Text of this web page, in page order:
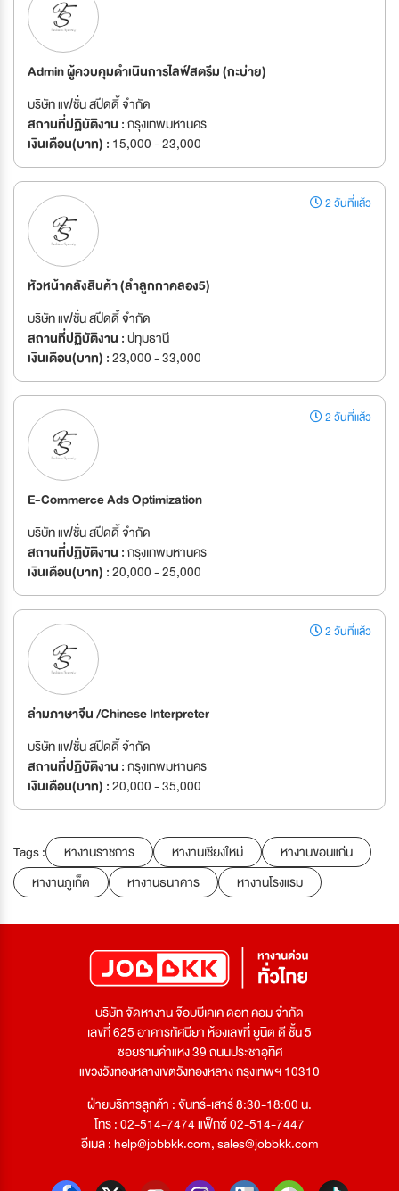
Admin ผู้ควบคุมดำเนินการไลฟ์สตรีม (กะบ่าย)
บริษัท แฟชั่น สปีดดี้ จำกัด
สถานที่ปฏิบัติงาน :กรุงเทพมหานคร
เงินเดือน(บาท) : 15,000 - 23,000
2 วันที่แล้ว
หัวหน้าคลังสินค้า (ลำลูกกาคลอง5)
บริษัท แฟชั่น สปีดดี้ จำกัด
สถานที่ปฏิบัติงาน :ปทุมธานี
เงินเดือน(บาท) :23,000 - 33,000
2 วันที่แล้ว
E-Commerce Ads Optimization
บริษัท แฟชั่น สปีดดี้ จำกัด
สถานที่ปฏิบัติงาน :กรุงเทพมหานคร
เงินเดือน(บาท) :20,000 - 25,000
2 วันที่แล้ว
ล่ามภาษาจีน /Chinese Interpreter
บริษัท แฟชั่น สปีดดี้ จำกัด
สถานที่ปฏิบัติงาน :กรุงเทพมหานคร
เงินเดือน(บาท) :20,000 - 35,000
Tags : หางานราชการ หางานเชียงใหม่
หางานขอนแก่น
หางานภูเก็ต
หางานธนาคาร หางานโรงแรม
บริษัท จัดหางาน จ๊อบบีเคเค ดอท คอม จำกัด
เลขที่ 625 อาคารทัศนียา ห้องเลขที่ ยูนิต ดี ชั้น 5
ซอยรามคำแหง 39 ถนนประชาอุทิศ
แขวงวังทองหลางเขตวังทองหลาง กรุงเทพฯ 10310
ฝ่ายบริการลูกค้า : จันทร์-เสาร์ 8:30-18:00 น.
โทร : 02-514-7474 แฟ็กซ์ 02-514-7447
อีเมล :help@jobbkk.com,sales@jobbkk.com